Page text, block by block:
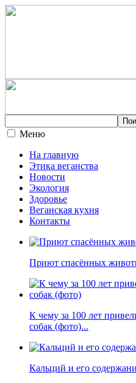
Меню
На главную
Этика веганства
Новости
Экология
Здоровье
Веганская кухня
Контакты
Приют спасённых
К чему за 100 лет
собак (фото)...
Кальций и его